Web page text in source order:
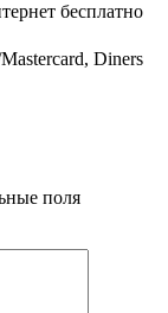
бесплатно
Diners
поля